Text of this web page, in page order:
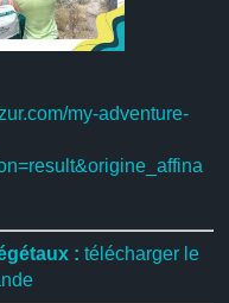
my-adventure-
: télécharger le